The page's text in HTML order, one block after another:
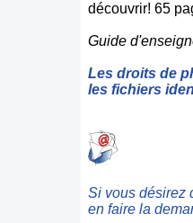
découvrir! 65
Guide
Les droits de
les fichiers
Si vous désirez
en faire la